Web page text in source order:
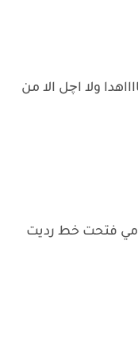
ولا اچل الا من
فتحت خط رديت